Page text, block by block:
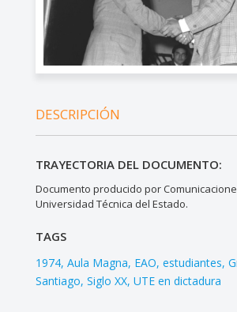
DESCRIPCIÓN
TRAYECTORIA DEL DOCUMENTO:
Documento producido por
Universidad Técnica del Estado.
TAGS
1974 Aula Magna EAO estudiantes
Santiago Siglo XX UTE en dictadura